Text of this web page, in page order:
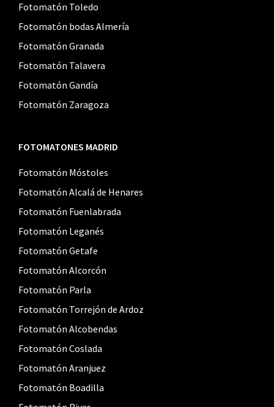
Fotomatón Toledo
Fotomatón bodas Almería
Fotomatón Granada
Fotomatón Talavera
Fotomatón Gandía
Fotomatón Zaragoza
FOTOMATONES MADRID
Fotomatón Móstoles
Fotomatón Alcalá de Henares
Fotomatón Fuenlabrada
Fotomatón Leganés
Fotomatón Getafe
Fotomatón Alcorcón
Fotomatón Parla
Fotomatón Torrejón de Ardoz
Fotomatón Alcobendas
Fotomatón Coslada
Fotomatón Aranjuez
Fotomatón Boadilla